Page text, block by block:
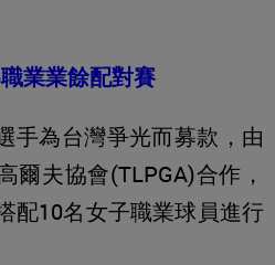
業業餘配對賽
手為台灣爭光而募款，由
爾夫協會(TLPGA)合作，
配10名女子職業球員進行